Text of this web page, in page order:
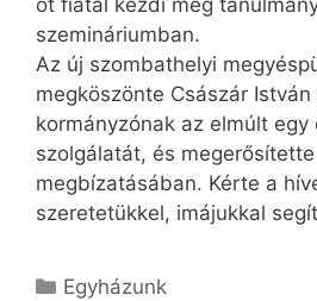
öt fiatal kezdi meg
szemináriumban.
Az új szombathelyi
megköszönte Császár István
kormányzónak az elmúlt
szolgálatát, és
megbízatásában. Kérte a
szeretetükkel, imájukkal
Kategória
Egyházunk